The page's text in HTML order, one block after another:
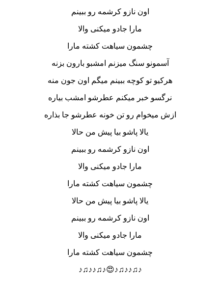
اون نازو کرشمه رو ببینم
مارا جادو میکنی والا
چشمون سیاهت کشته مارا
آسمونو سنگ میزنم امشبو بارون بزنه
هرکیو تو کوچه ببینم میگم اون جون منه
نرگسو خبر میکنم عطرشو امشب بیاره
ازش میخوام رو تن خونه عطرشو جا بذاره
یالا پاشو بیا پیش من حالا
اون نازو کرشمه رو ببینم
مارا جادو میکنی والا
چشمون سیاهت کشته مارا
یالا پاشو بیا پیش من حالا
اون نازو کرشمه رو ببینم
مارا جادو میکنی والا
چشمون سیاهت کشته مارا
♪♫♪♪♫♪😍♪♫♪♪♫♪